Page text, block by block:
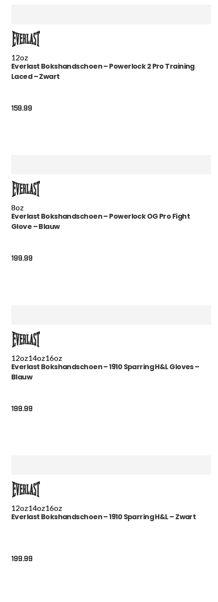
12oz
Everlast Bokshandschoen – Powerlock 2 Pro Training
Laced – Zwart
159.99
8oz
Everlast Bokshandschoen – Powerlock OG Pro Fight
Glove – Blauw
199.99
12oz14oz16oz
Everlast Bokshandschoen – 1910 Sparring H&L Gloves –
Blauw
199.99
12oz14oz16oz
Everlast Bokshandschoen – 1910 Sparring H&L – Zwart
199.99